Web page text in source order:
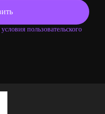
условия пользовательского